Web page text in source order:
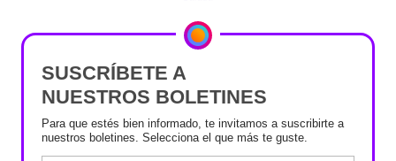
SUSCRÍBETE A
NUESTROS BOLETINES
Para que estés bien informado, te invitamos a suscribirte a
nuestros boletines. Selecciona el que más te guste.